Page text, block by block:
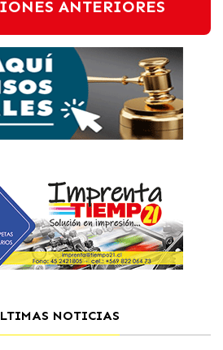
ANTERIORES
NOTICIAS